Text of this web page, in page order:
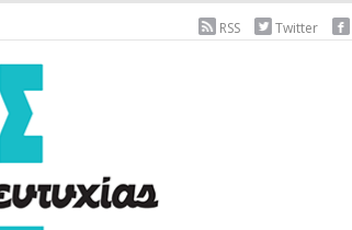
RSS Twitter